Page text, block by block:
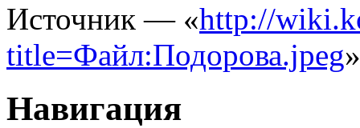
Источник — «http://
title=Файл:Подорова.jpeg»
Навигация